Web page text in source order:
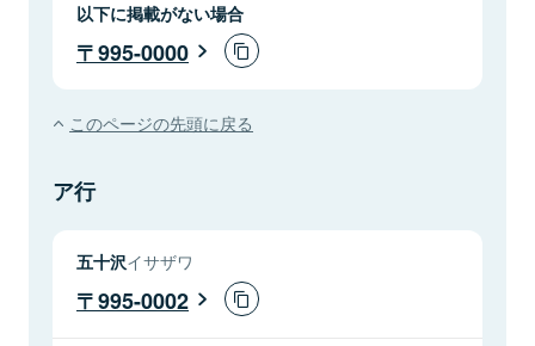
以下に掲載がない場合
995-0000
このページの先頭に戻る
ア行
五十沢イサザワ
995-0002